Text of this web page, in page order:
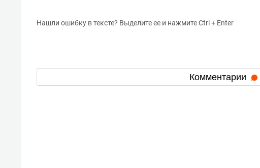
Нашли ошибку в тексте? Выделите ее и нажмите Ctrl + Enter
Комментарии